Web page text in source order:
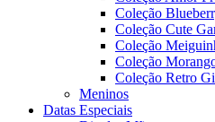
Coleção
Coleção Cute
Coleção
Coleção
Coleção Retro
Meninos
Datas Especiais